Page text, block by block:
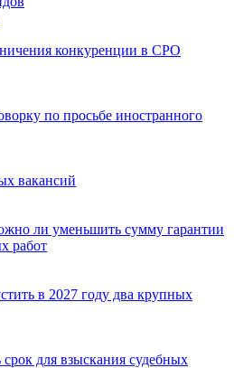
конкуренции в СРО
по просьбе иностранного
вакансий
ли уменьшить сумму гарантии
работ
в 2027 году два крупных
для взыскания судебных